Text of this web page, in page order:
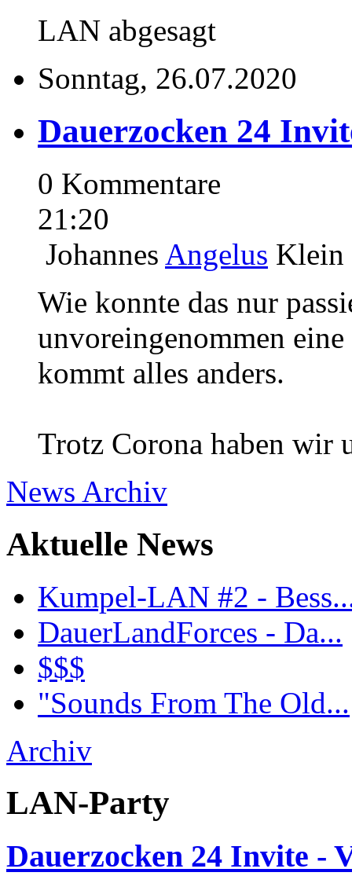
LAN abgesagt
Sonntag, 26.07.2020
Dauerzocken 24
0 Kommentare
21:20
Johannes Angelus Klein
Wie konnte das nur
unvoreingenommen
kommt alles
Trotz Corona haben wir
News Archiv
Aktuelle News
Kumpel-LAN #2 -
DauerLandForces - Da...
$$$
"Sounds From The Old...
Archiv
LAN-Party
Dauerzocken 24 Invite -